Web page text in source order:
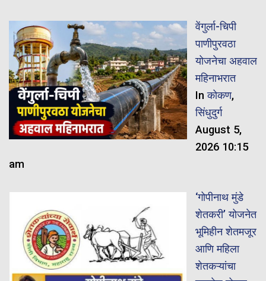
वेंगुर्ला-चिपी
पाणीपुरवठा
योजनेचा अहवाल
महिनाभरात
Inकोकण,
सिंधुदुर्ग
August 5,
2026 10:15
am
‘गोपीनाथ मुंडे
शेतकरी’ योजनेत
भूमिहीन शेतमजूर
आणि महिला
शेतकऱ्यांचा